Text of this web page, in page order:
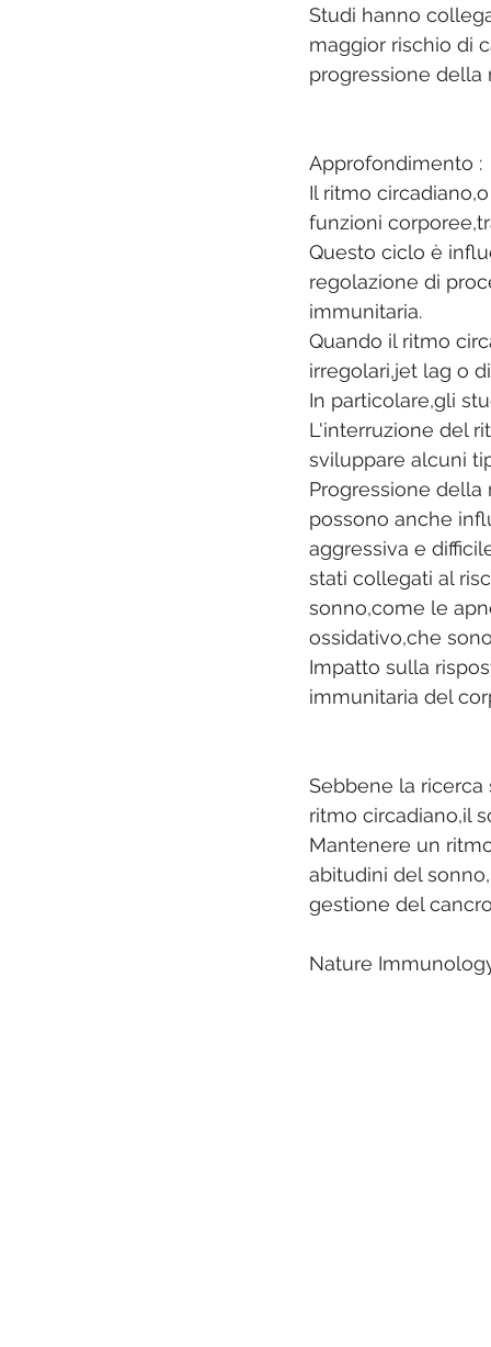
Studi hanno
maggior rischio di
progressione della
Approfondimento :
Il ritmo
funzioni
Questo ciclo è
regolazione di
immunitaria.
Quando il ritmo
irregolari,jet lag o
In particolare,gli
L'interruzione del
sviluppare alcuni
Progressione
possono anche
aggressiva e
stati collegati al
sonno,come le
ossidativo,che
Impatto sulla
immunitaria del
Sebbene la
ritmo circadiano,il
Mantenere un
abitudini del
gestione del
Nature